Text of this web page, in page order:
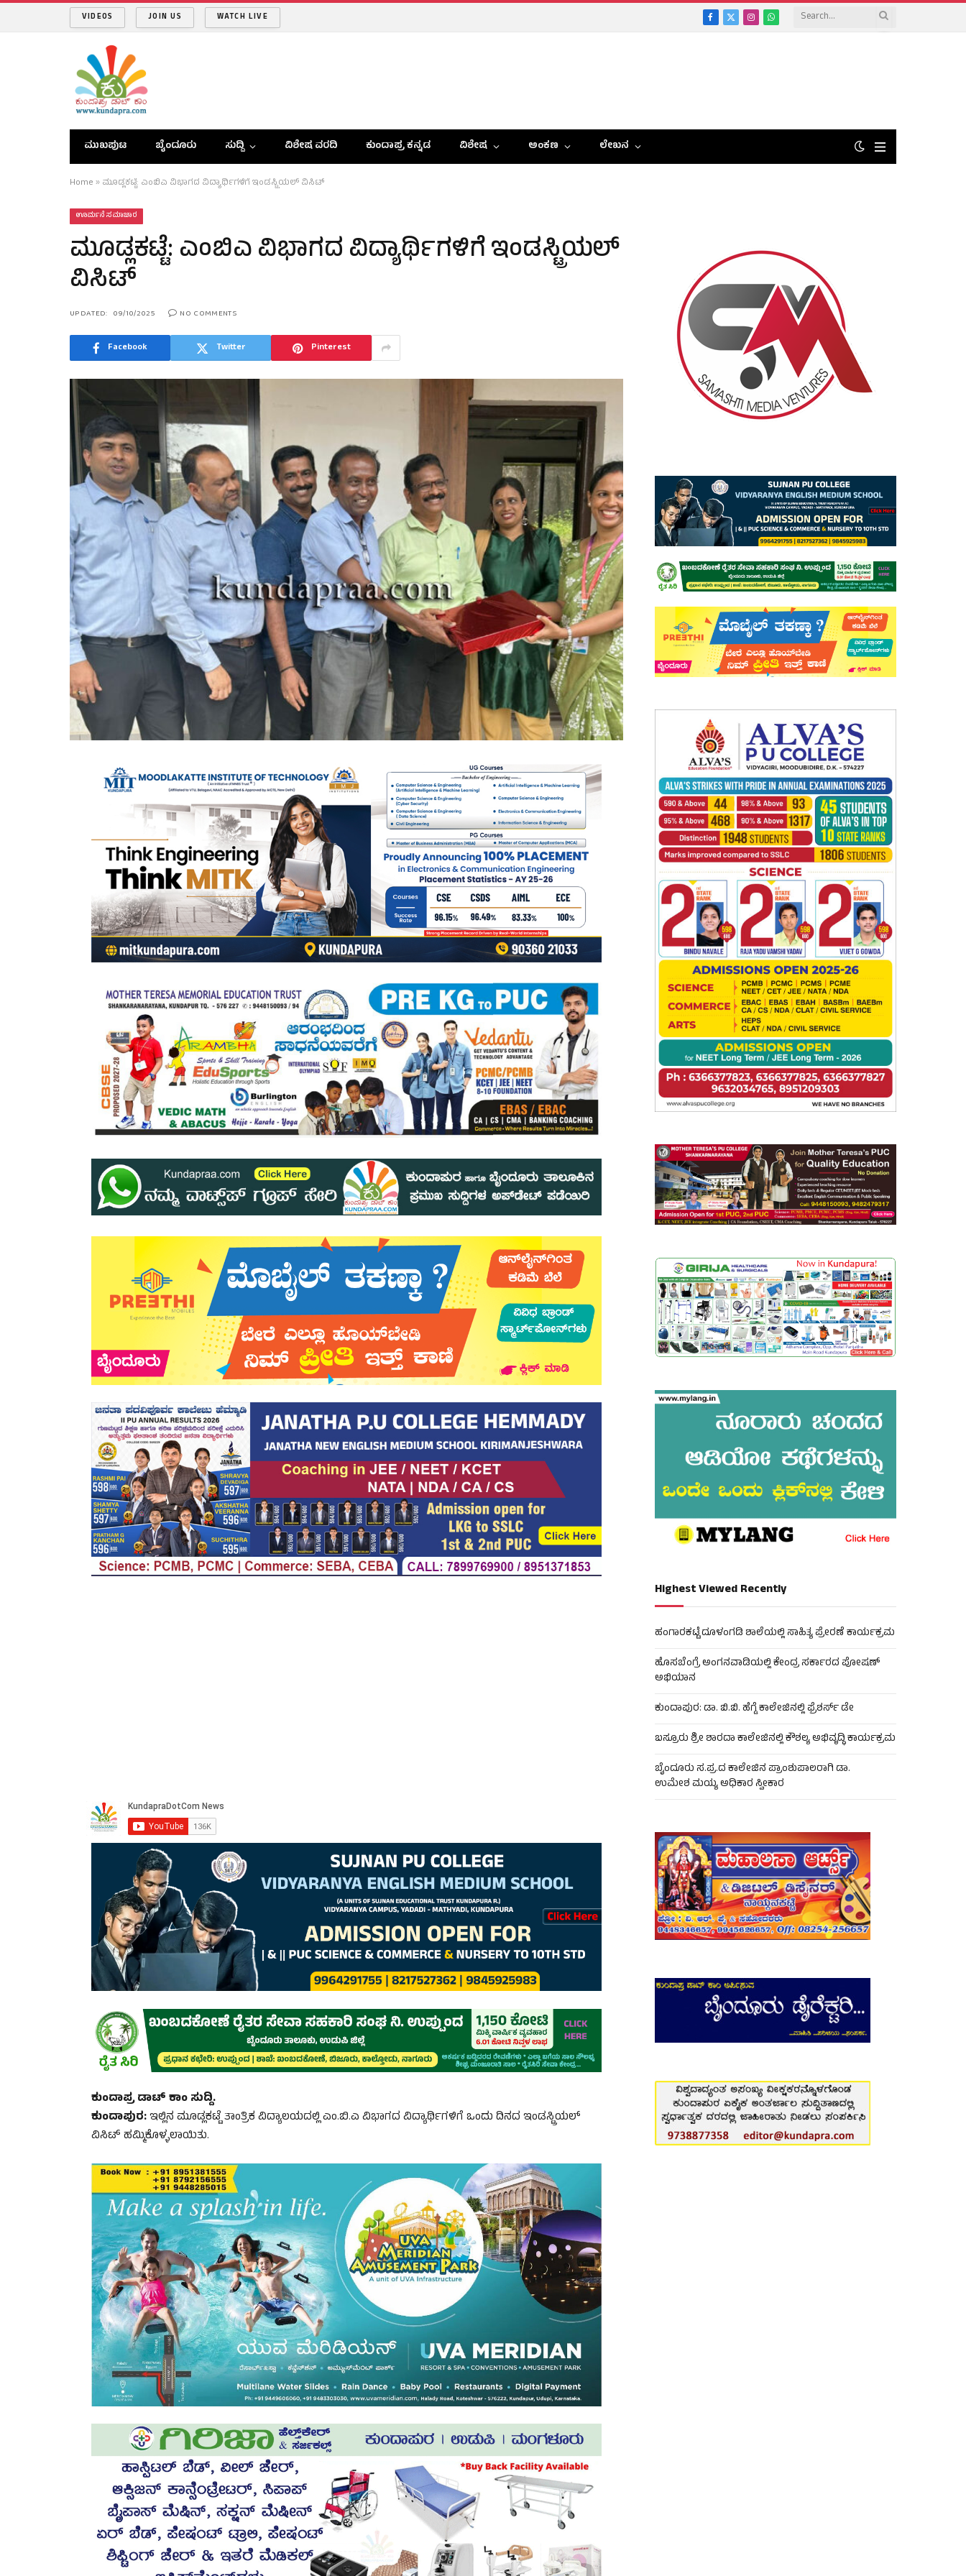
VIDEOS JOIN US WATCH LIVE Facebook
X
InstagramWhatsApp
ಮುಖಪುಟ ಬೈಂದೂರು ಸುದ್ದಿ ವಿಶೇಷ ವರದಿ ಕುಂದಾಪ್ರ ಕನ್ನಡ ವಿಶೇಷ ಅಂಕಣ ಲೇಖನ
Home » ಮೂಡ್ಲಕಟ್ಟೆ: ಎಂಬಿಎ ವಿಭಾಗದ ವಿದ್ಯಾರ್ಥಿಗಳಿಗೆ ಇಂಡಸ್ಟ್ರಿಯಲ್ ವಿಸಿಟ್
ಊರ್ಮನೆ ಸಮಾಚಾರ
ಮೂಡ್ಲಕಟ್ಟೆ: ಎಂಬಿಎ ವಿಭಾಗದ ವಿದ್ಯಾರ್ಥಿಗಳಿಗೆ ಇಂಡಸ್ಟ್ರಿಯಲ್
ವಿಸಿಟ್
UPDATED: 09/10/2025 NO COMMENTS
Facebook Twitter Pinterest
ಕುಂದಾಪ್ರ ಡಾಟ್‌ ಕಾಂ ಸುದ್ದಿ.
ಕುಂದಾಪುರ:ಇಲ್ಲಿನ ಮೂಡ್ಲಕಟ್ಟೆ ತಾಂತ್ರಿಕ ವಿದ್ಯಾಲಯದಲ್ಲಿ ಎಂ.ಬಿ.ಎ ವಿಭಾಗದ ವಿದ್ಯಾರ್ಥಿಗಳಿಗೆ ಒಂದು ದಿನದ ಇಂಡಸ್ಟ್ರಿಯಲ್
ವಿಸಿಟ್ ಹಮ್ಮಿಕೊಳ್ಳಲಾಯಿತು.
Highest Viewed Recently
ಹಂಗಾರಕಟ್ಟೆ ದೂಳಂಗಡಿ ಶಾಲೆಯಲ್ಲಿ ಸಾಹಿತ್ಯ ಪ್ರೇರಣೆ ಕಾರ್ಯಕ್ರಮ
ಹೊಸಬೆಂಗ್ರೆ ಅಂಗನವಾಡಿಯಲ್ಲಿ ಕೇಂದ್ರ ಸರ್ಕಾರದ ಪೋಷಣ್
ಅಭಿಯಾನ
ಕುಂದಾಪುರ: ಡಾ. ಬಿ.ಬಿ. ಹೆಗ್ಡೆ ಕಾಲೇಜಿನಲ್ಲಿ ಫ್ರೆಶರ್ಸ್ ಡೇ
ಬಸ್ರೂರು ಶ್ರೀ ಶಾರದಾ ಕಾಲೇಜಿನಲ್ಲಿ ಕೌಶಲ್ಯ ಅಭಿವೃದ್ಧಿ ಕಾರ್ಯಕ್ರಮ
ಬೈಂದೂರು ಸ.ಪ್ರ.ದ ಕಾಲೇಜಿನ ಪ್ರಾಂಶುಪಾಲರಾಗಿ ಡಾ.
ಉಮೇಶ ಮಯ್ಯ ಅಧಿಕಾರ ಸ್ವೀಕಾರ